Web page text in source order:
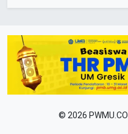
© 2026 PWMU.CO